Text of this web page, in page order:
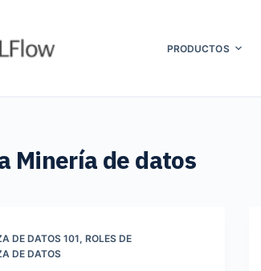
PRODUCTOS
Minería de datos
DE DATOS 101,ROLES DE
DE DATOS